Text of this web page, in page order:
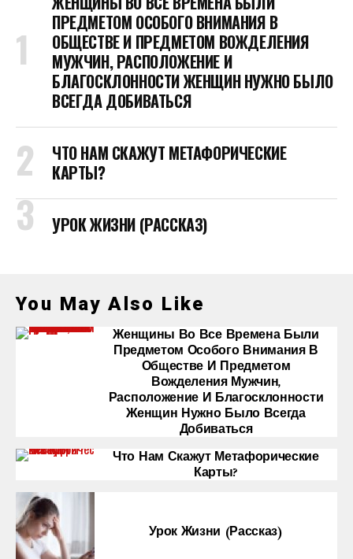
ПРЕДМЕТОМ ОСОБОГО ВНИМАНИЯ В
ОБЩЕСТВЕ И ПРЕДМЕТОМ ВОЖДЕЛЕНИЯ
МУЖЧИН, РАСПОЛОЖЕНИЕ И
БЛАГОСКЛОННОСТИ ЖЕНЩИН НУЖНО БЫЛО
ВСЕГДА ДОБИВАТЬСЯ
ЧТО НАМ СКАЖУТ МЕТАФОРИЧЕСКИЕ
КАРТЫ?
УРОК ЖИЗНИ (РАССКАЗ)
You May Also Like
Женщины Во Все Времена Были
Предметом Особого Внимания В
Обществе И Предметом
Вожделения Мужчин,
Расположение И Благосклонности
Женщин Нужно Было Всегда
Добиваться
Что Нам Скажут Метафорические
Карты?
Урок Жизни (рассказ)